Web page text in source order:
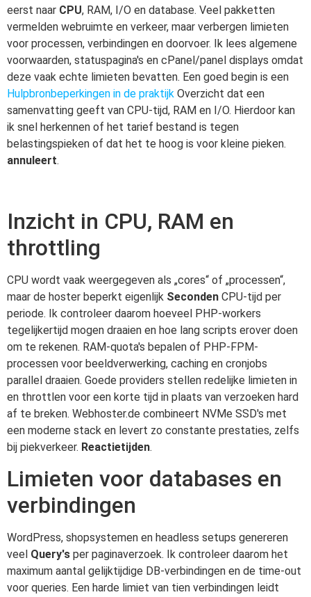
eerst naar CPU, RAM, I/O en database. Veel pakketten
vermelden webruimte en verkeer, maar verbergen limieten
voor processen, verbindingen en doorvoer. Ik lees algemene
voorwaarden, statuspagina's en cPanel/panel displays omdat
deze vaak echte limieten bevatten. Een goed begin is een
Hulpbronbeperkingen in de praktijk Overzicht dat een
samenvatting geeft van CPU-tijd, RAM en I/O. Hierdoor kan
ik snel herkennen of het tarief bestand is tegen
belastingspieken of dat het te hoog is voor kleine pieken.
annuleert.
Inzicht in CPU, RAM en
throttling
CPU wordt vaak weergegeven als „cores“ of „processen“,
maar de hoster beperkt eigenlijk Seconden CPU-tijd per
periode. Ik controleer daarom hoeveel PHP-workers
tegelijkertijd mogen draaien en hoe lang scripts erover doen
om te rekenen. RAM-quota's bepalen of PHP-FPM-
processen voor beeldverwerking, caching en cronjobs
parallel draaien. Goede providers stellen redelijke limieten in
en throttlen voor een korte tijd in plaats van verzoeken hard
af te breken. Webhoster.de combineert NVMe SSD's met
een moderne stack en levert zo constante prestaties, zelfs
bij piekverkeer. Reactietijden.
Limieten voor databases en
verbindingen
WordPress, shopsystemen en headless setups genereren
veel Query's per paginaverzoek. Ik controleer daarom het
maximum aantal gelijktijdige DB-verbindingen en de time-out
voor queries. Een harde limiet van tien verbindingen leidt